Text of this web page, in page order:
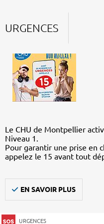
URGENCES
Le CHU de Montpellier
Niveau 1.
Pour garantir une prise en
appelez le 15 avant tout
EN SAVOIR PLUS
URGENCES